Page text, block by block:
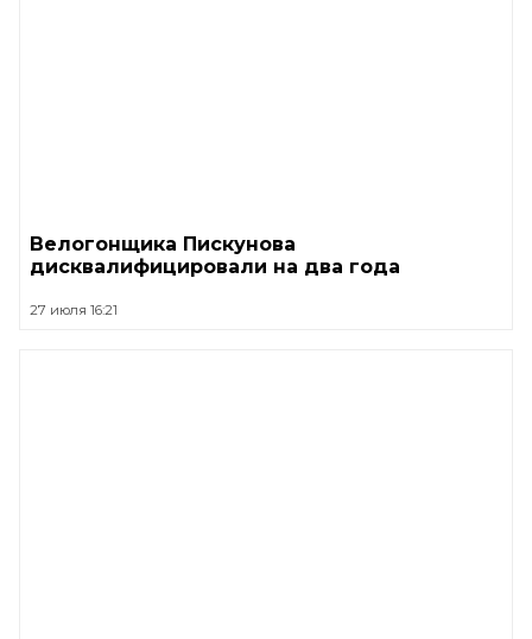
Велогонщика Пискунова
дисквалифицировали на два года
27 июля 16:21